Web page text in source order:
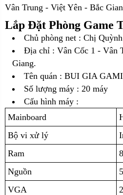
Vân Trung - Việt Yên - Bắc
Lắp Đặt Phòng Game
Chủ phòng net : Chị Quỳnh
Địa chỉ : Vân Cốc 1 - Vân
Giang.
Tên quán : BUI GIA
Số lượng máy : 20 máy
Cấu hình máy :
Mainboard
Bộ vi xử lý
Ram
Nguồn
VGA